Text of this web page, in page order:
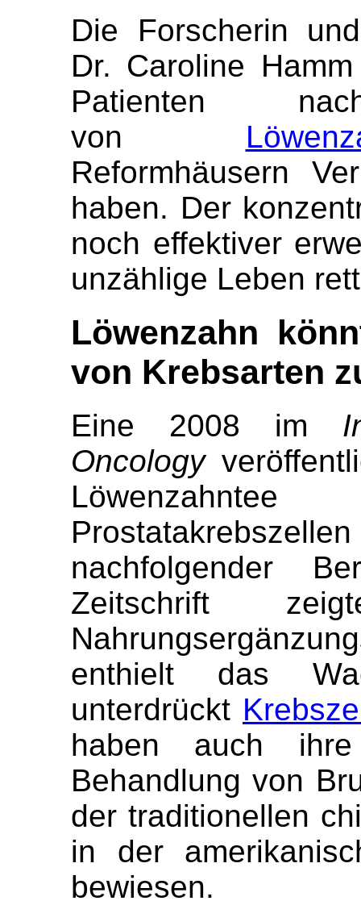
Die Forscherin
Dr. Caroline
Patienten
von
Reformhäusern
haben. Der
noch effektiver
unzählige Leben
Löwenzahn
von Krebsarten
Eine 2008 im
Oncology
nachfolgender
Zeitschrift
enthielt das
unterdrückt
haben auch
Behandlung von
der traditionellen
in der
bewiesen.